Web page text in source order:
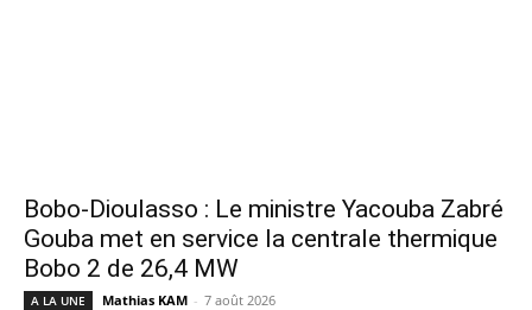
Bobo-Dioulasso : Le ministre Yacouba Zabré
Gouba met en service la centrale thermique
Bobo 2 de 26,4 MW
A LA UNE Mathias KAM - 7 août 2026